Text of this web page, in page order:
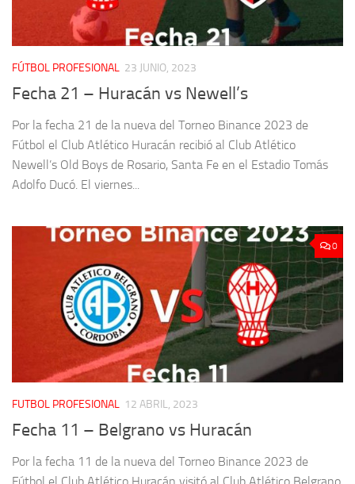
FÚTBOL PROFESIONAL 23 JUNIO, 2023
Fecha 21 – Huracán vs Newell’s
Por la fecha 21 de la nueva del Torneo Binance 2023 de
Fútbol el Club Atlético Huracán recibió al Club Atlético
Newell’s Old Boys de Rosario, Santa Fe en el Estadio Tomás
Adolfo Ducó. El viernes...
0
FUTBOL PROFESIONAL 12 ABRIL, 2023
Fecha 11 – Belgrano vs Huracán
Por la fecha 11 de la nueva del Torneo Binance 2023 de